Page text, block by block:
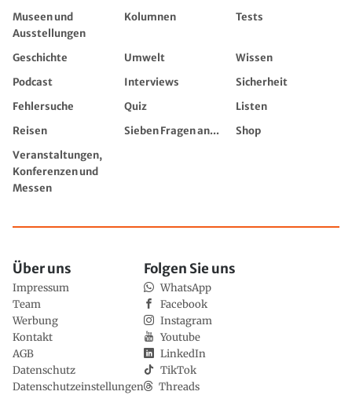
Museen und
Ausstellungen
Kolumnen Tests
Geschichte Umwelt
Wissen
Podcast
Interviews
Sicherheit
Fehlersuche
Quiz
Listen
Reisen
Sieben Fragen an...
Shop
Veranstaltungen,
Konferenzen und
Messen
Über uns
Impressum
Team
Werbung
Kontakt
AGB
Datenschutz
Datenschutzeinstellungen
Folgen Sie uns
WhatsApp
Facebook
Instagram
Youtube
LinkedIn
TikTok
Threads